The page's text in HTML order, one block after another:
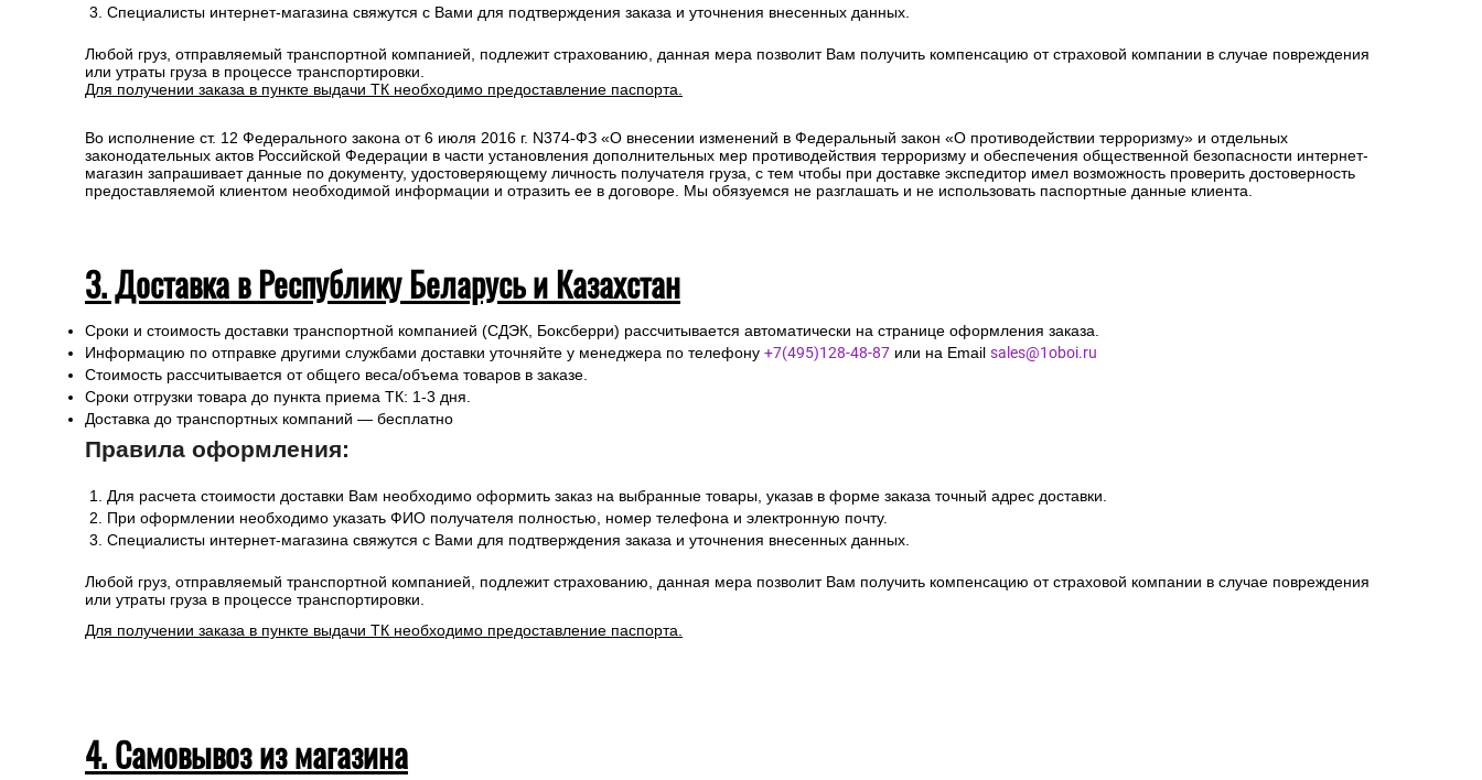
Специалисты интернет-магазина свяжутся с Вами для подтверждения заказа и уточнения внесенных данных.
Любой груз, отправляемый транспортной компанией, подлежит страхованию, данная мера позволит Вам получить компенсацию от страховой компании в случае повреждения
или утраты груза в процессе транспортировки.
Для получении заказа в пункте выдачи ТК необходимо предоставление паспорта.
Во исполнение ст. 12 Федерального закона от 6 июля 2016 г. N374-ФЗ «О внесении изменений в Федеральный закон «О противодействии терроризму» и отдельных
законодательных актов Российской Федерации в части установления дополнительных мер противодействия терроризму и обеспечения общественной безопасности интернет-
магазин запрашивает данные по документу, удостоверяющему личность получателя груза, с тем чтобы при доставке экспедитор имел возможность проверить достоверность
предоставляемой клиентом необходимой информации и отразить ее в договоре. Мы обязуемся не разглашать и не использовать паспортные данные клиента.
3. Доставка в Республику Беларусь и Казахстан
Сроки и стоимость доставки транспортной компанией (СДЭК, Боксберри) рассчитывается автоматически на странице оформления заказа.
Информацию по отправке другими службами доставки уточняйте у менеджера по телефону +7(495)128-48-87 или на Email sales@1oboi.ru
Стоимость рассчитывается от общего веса/объема товаров в заказе.
Сроки отгрузки товара до пункта приема ТК: 1-3 дня.
Доставка до транспортных компаний — бесплатно
Правила оформления:
Для расчета стоимости доставки Вам необходимо оформить заказ на выбранные товары, указав в форме заказа точный адрес доставки.
При оформлении необходимо указать ФИО получателя полностью, номер телефона и электронную почту.
Специалисты интернет-магазина свяжутся с Вами для подтверждения заказа и уточнения внесенных данных.
Любой груз, отправляемый транспортной компанией, подлежит страхованию, данная мера позволит Вам получить компенсацию от страховой компании в случае повреждения
или утраты груза в процессе транспортировки.
Для получении заказа в пункте выдачи ТК необходимо предоставление паспорта.
4. Самовывоз из магазина